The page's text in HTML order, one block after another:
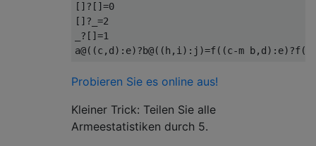
[]?[]=0
[]?_=2
?[]=1
a@((c , d ): e)?b@(( h , i ): j )=f((c-m b, d ): e)?f((
Probieren Sie es online aus!
Kleiner Trick: Teilen Sie alle
Armeestatistiken durch 5.